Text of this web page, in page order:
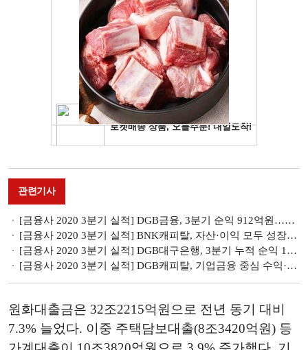
관련기사
[금융사 2020 3분기 실적] DGB금융, 3분기 순익 912억원…비은행 강화 결실 맺나
[금융사 2020 3분기 실적] BNK캐피탈, 자산·이익 모두 성장…ROA는 하락
[금융사 2020 3분기 실적] DGB대구은행, 3분기 누적 순익 14%↓…충당금 영향
[금융사 2020 3분기 실적] DGB캐피탈, 기업금융 중심 수익·건전성 모두 성장
원화대출금은 32조2215억원으로 전년 동기 대비
7.3% 늘었다. 이중 주택담보대출(8조3420억원) 등